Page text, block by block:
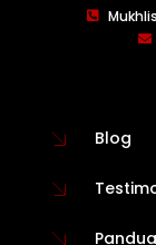
WIJAYA
Mukhlis
Blog